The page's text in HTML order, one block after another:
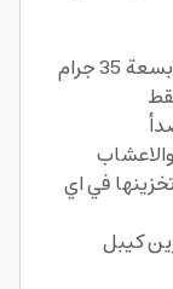
جرام
في اي
كيبل